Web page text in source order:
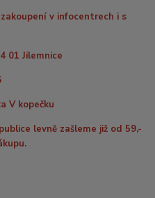
v infocentrech i s
01 Jilemnice
V kopečku
levně zašleme již od 59,-